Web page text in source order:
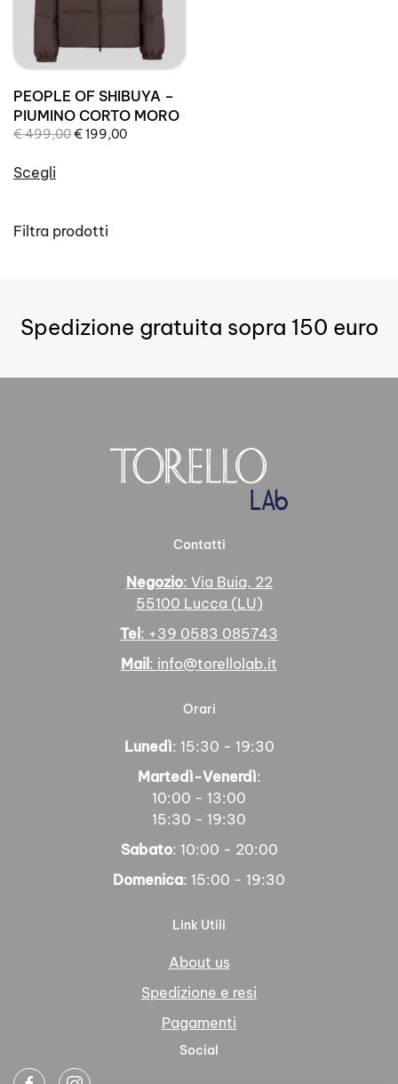
PEOPLE OF SHIBUYA –
PIUMINO CORTO MORO
€499,00Il
€199,00Il
Scegli
ha
opzioni
possono
Filtra prodotti
Spedizione gratuita sopra 150 euro
Contatti
Negozio: Via Buia, 22
55100 Lucca (LU)
Tel : +39 0583 085743
Mail : info@torellolab.it
Orari
Lunedì: 15:30 - 19:30
Martedì-Venerdì:
10:00 - 13:00
15:30 - 19:30
Sabato: 10:00 - 20:00
Domenica: 15:00 - 19:30
Link Utili
About us
Spedizione e resi
Pagamenti
Social